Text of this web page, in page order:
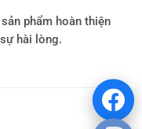
phẩm hoàn thiện
hài lòng.